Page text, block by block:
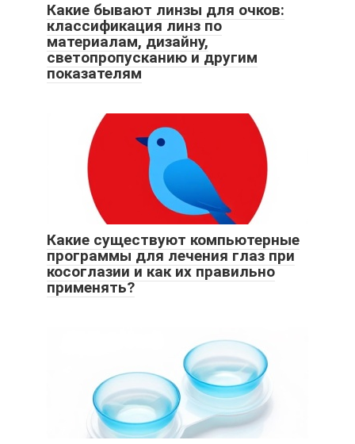
Какие бывают линзы для очков:
классификация линз по
материалам, дизайну,
светопропусканию и другим
показателям
Какие существуют компьютерные
программы для лечения глаз при
косоглазии и как их правильно
применять?